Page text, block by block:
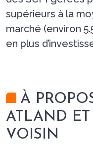
supérieurs à la
marché (environ
en plus
À
ATLAND
VOISIN